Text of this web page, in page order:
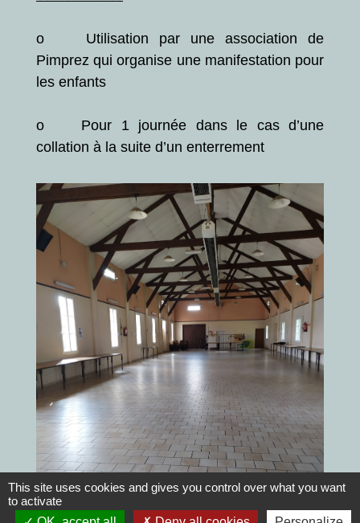
o Utilisation par une association de
Pimprez qui organise une manifestation pour
les enfants
o Pour 1 journée dans le cas d’une
collation à la suite d’un enterrement
This site uses cookies and gives you control over what you want
to activate